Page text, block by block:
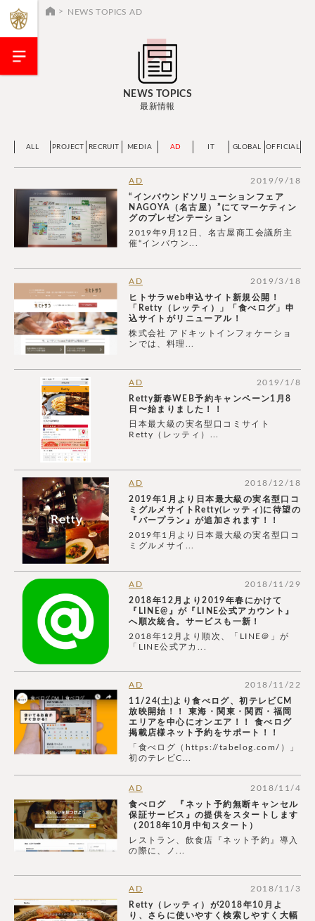
NEWS TOPICS AD
NEWS TOPICS
最新情報
ALL PROJECT RECRUIT MEDIA AD IT GLOBAL OFFICIAL
AD
2019/9/18
“インバウンドソリューションフェア
NAGOYA（名古屋）”にてマーケティン
グのプレゼンテーション
2019年9月12日、名古屋商工会議所主
催“インバウン...
AD
2019/3/18
ヒトサラweb申込サイト新規公開！
「Retty（レッティ）」「食べログ」申
込サイトがリニューアル！
株式会社 アドキットインフォケーショ
ンでは、料理...
AD
2019/1/8
Retty新春WEB予約キャンペーン1月8
日〜始まりました！！
日本最大級の実名型口コミサイト
Retty（レッティ）...
AD
2018/12/18
2019年1月より日本最大級の実名型口コ
ミグルメサイトRetty(レッティ)に待望の
『バープラン』が追加されます！！
2019年1月より日本最大級の実名型口コ
ミグルメサイ...
AD
2018/11/29
2018年12月より2019年春にかけて
『LINE@』が『LINE公式アカウント』
へ順次統合。サービスも一新！
2018年12月より順次、「LINE＠」が
「LINE公式アカ...
AD
2018/11/22
11/24(土)より食べログ、初テレビCM
放映開始！！ 東海・関東・関西・福岡
エリアを中心にオンエア！！ 食べログ
掲載店様ネット予約をサポート！！
「食べログ（https://tabelog.com/）」
初のテレビC...
AD
2018/11/4
食べログ 『ネット予約無断キャンセル
保証サービス』の提供をスタートします
（2018年10月中旬スタート）
レストラン、飲食店『ネット予約』導入
の際に、ノ...
AD
2018/11/3
Retty（レッティ）が2018年10月よ
り、さらに使いやすく検索しやすく大幅